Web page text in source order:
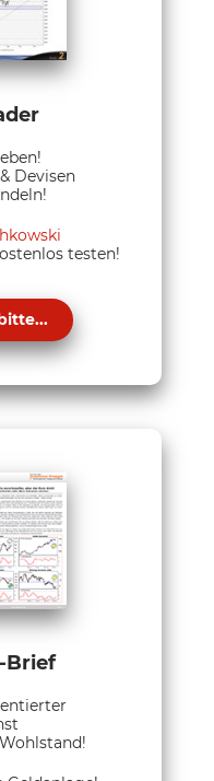
Devisen
testen!
Brief